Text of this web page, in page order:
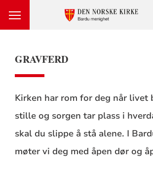
GRAVFERD
Kirken har rom for deg når livet
stille og sorgen tar plass i
skal du slippe å stå alene. I
møter vi deg med åpen dør og